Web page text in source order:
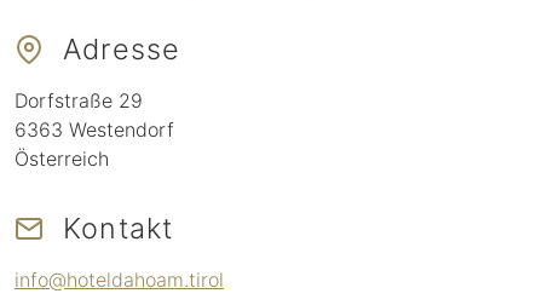
Adresse
Dorfstraße 29
6363 Westendorf
Österreich
Kontakt
info@hoteldahoam.tirol